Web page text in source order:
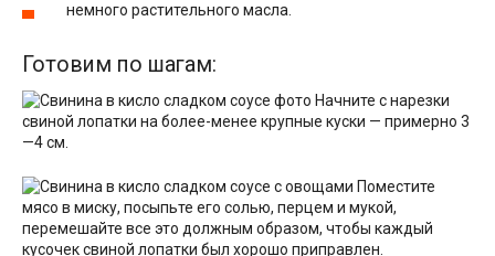
немного растительного масла.
Готовим по шагам:
Начните с нарезки
свиной лопатки на более-менее крупные куски — примерно 3
—4 см.
Поместите
мясо в миску, посыпьте его солью, перцем и мукой,
перемешайте все это должным образом, чтобы каждый
кусочек свиной лопатки был хорошо приправлен.